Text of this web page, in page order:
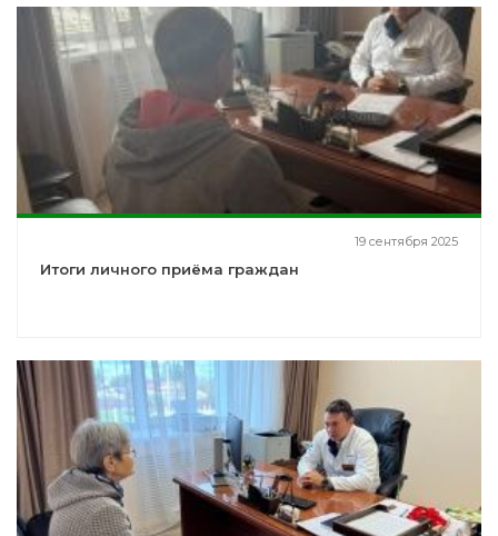
19 сентября 2025
Итоги личного приёма граждан